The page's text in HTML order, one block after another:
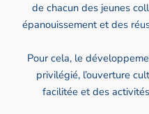
de chacun des jeunes
épanouissement et des
Pour cela, le
privilégié, l’ouverture
facilitée et des